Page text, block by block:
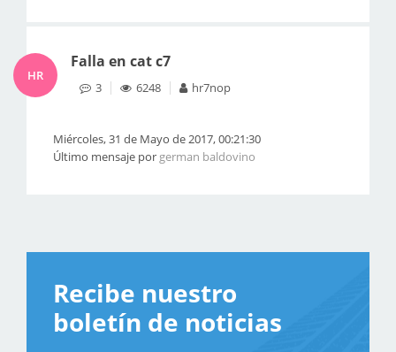
HR
Falla en cat c7
3 6248 hr7nop
Miércoles, 31 de Mayo de 2017, 00:21:30
Último mensaje por german baldovino
Recibe nuestro
boletín de noticias